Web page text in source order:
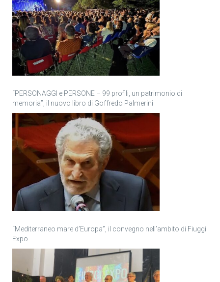
“PERSONAGGI e PERSONE – 99 profili, un patrimonio di
memoria”, il nuovo libro di Goffredo Palmerini
“Mediterraneo mare d’Europa”, il convegno nell’ambito di Fiuggi
Expo